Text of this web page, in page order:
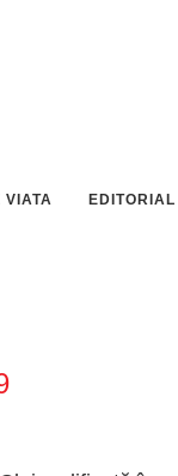
VIATA EDITORIAL